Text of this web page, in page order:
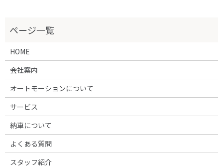
HOME
会社案内
オートモーションについて
サービス
納車について
よくある質問
スタッフ紹介